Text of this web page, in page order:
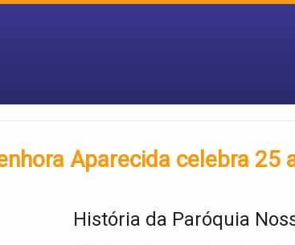
Aparecida celebra 25
História da Paróquia